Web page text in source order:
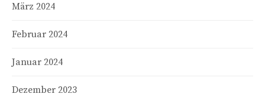
März 2024
Februar 2024
Januar 2024
Dezember 2023